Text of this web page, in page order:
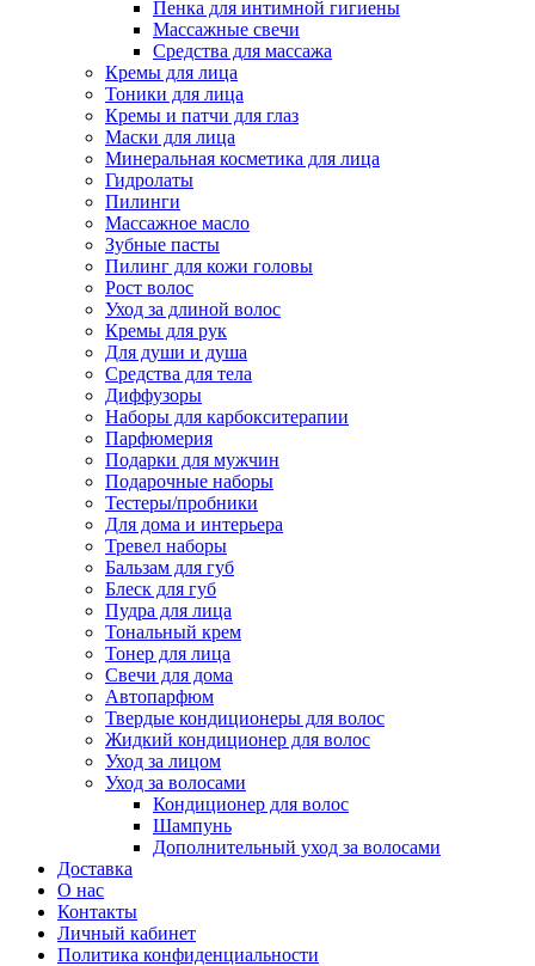
Пенка для интимной гигиены
Массажные свечи
Средства для массажа
Кремы для лица
Тоники для лица
Кремы и патчи для глаз
Маски для лица
Минеральная косметика для лица
Гидролаты
Пилинги
Массажное масло
Зубные пасты
Пилинг для кожи головы
Рост волос
Уход за длиной волос
Кремы для рук
Для души и душа
Средства для тела
Диффузоры
Наборы для карбокситерапии
Парфюмерия
Подарки для мужчин
Подарочные наборы
Тестеры/пробники
Для дома и интерьера
Тревел наборы
Бальзам для губ
Блеск для губ
Пудра для лица
Тональный крем
Тонер для лица
Свечи для дома
Автопарфюм
Твердые кондиционеры для волос
Жидкий кондиционер для волос
Уход за лицом
Уход за волосами
Кондиционер для волос
Шампунь
Дополнительный уход за волосами
Доставка
О нас
Контакты
Личный кабинет
Политика конфиденциальности